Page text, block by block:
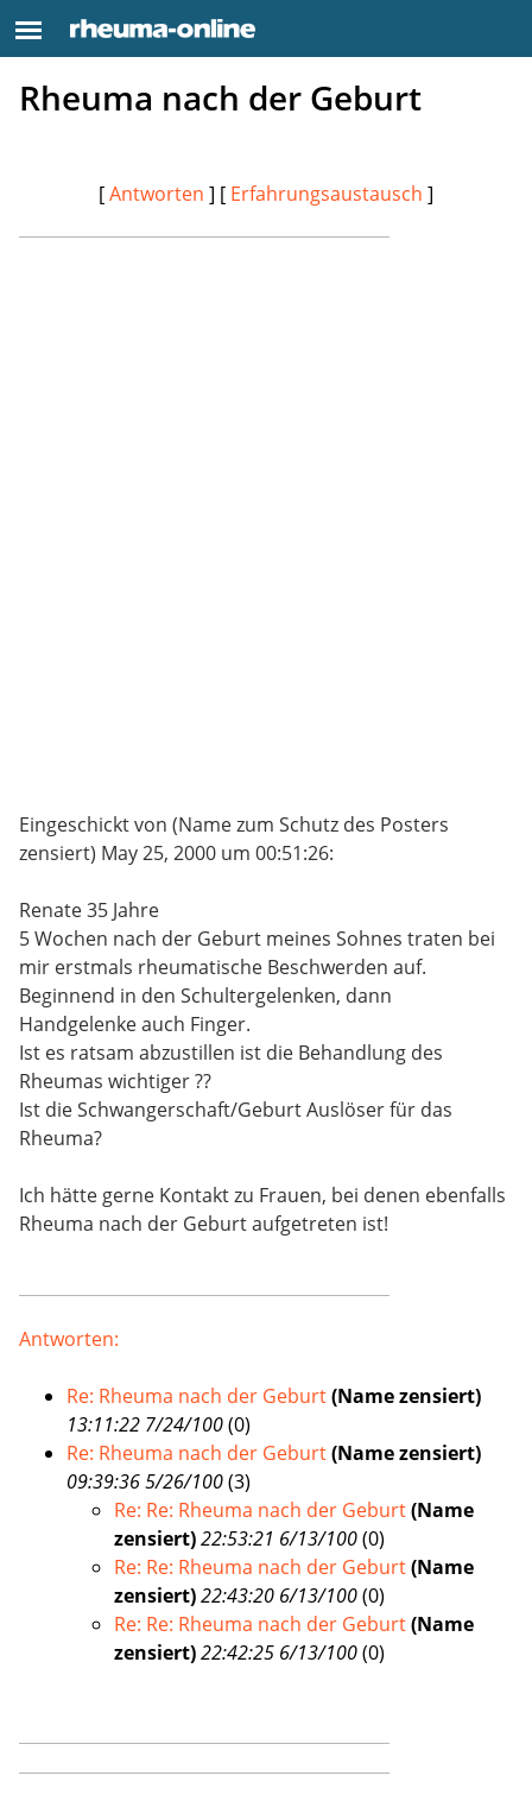
Rheuma nach der Geburt
[Antworten ] [ Erfahrungsaustausch ]
Eingeschickt von (Name zum Schutz des Posters
zensiert) May 25, 2000 um 00:51:26:
Renate 35 Jahre
5 Wochen nach der Geburt meines Sohnes traten bei
mir erstmals rheumatische Beschwerden auf.
Beginnend in den Schultergelenken, dann
Handgelenke auch Finger.
Ist es ratsam abzustillen ist die Behandlung des
Rheumas wichtiger ??
Ist die Schwangerschaft/Geburt Auslöser für das
Rheuma?
Ich hätte gerne Kontakt zu Frauen, bei denen ebenfalls
Rheuma nach der Geburt aufgetreten ist!
Antworten:
Re: Rheuma nach der Geburt(Name zensiert)
13:11:22 7/24/100(0)
Re: Rheuma nach der Geburt(Name zensiert)
09:39:36 5/26/100(3)
Re: Re: Rheuma nach der Geburt(Name
zensiert)22:53:21 6/13/100(0)
Re: Re: Rheuma nach der Geburt(Name
zensiert)22:43:20 6/13/100(0)
Re: Re: Rheuma nach der Geburt(Name
zensiert)22:42:25 6/13/100(0)